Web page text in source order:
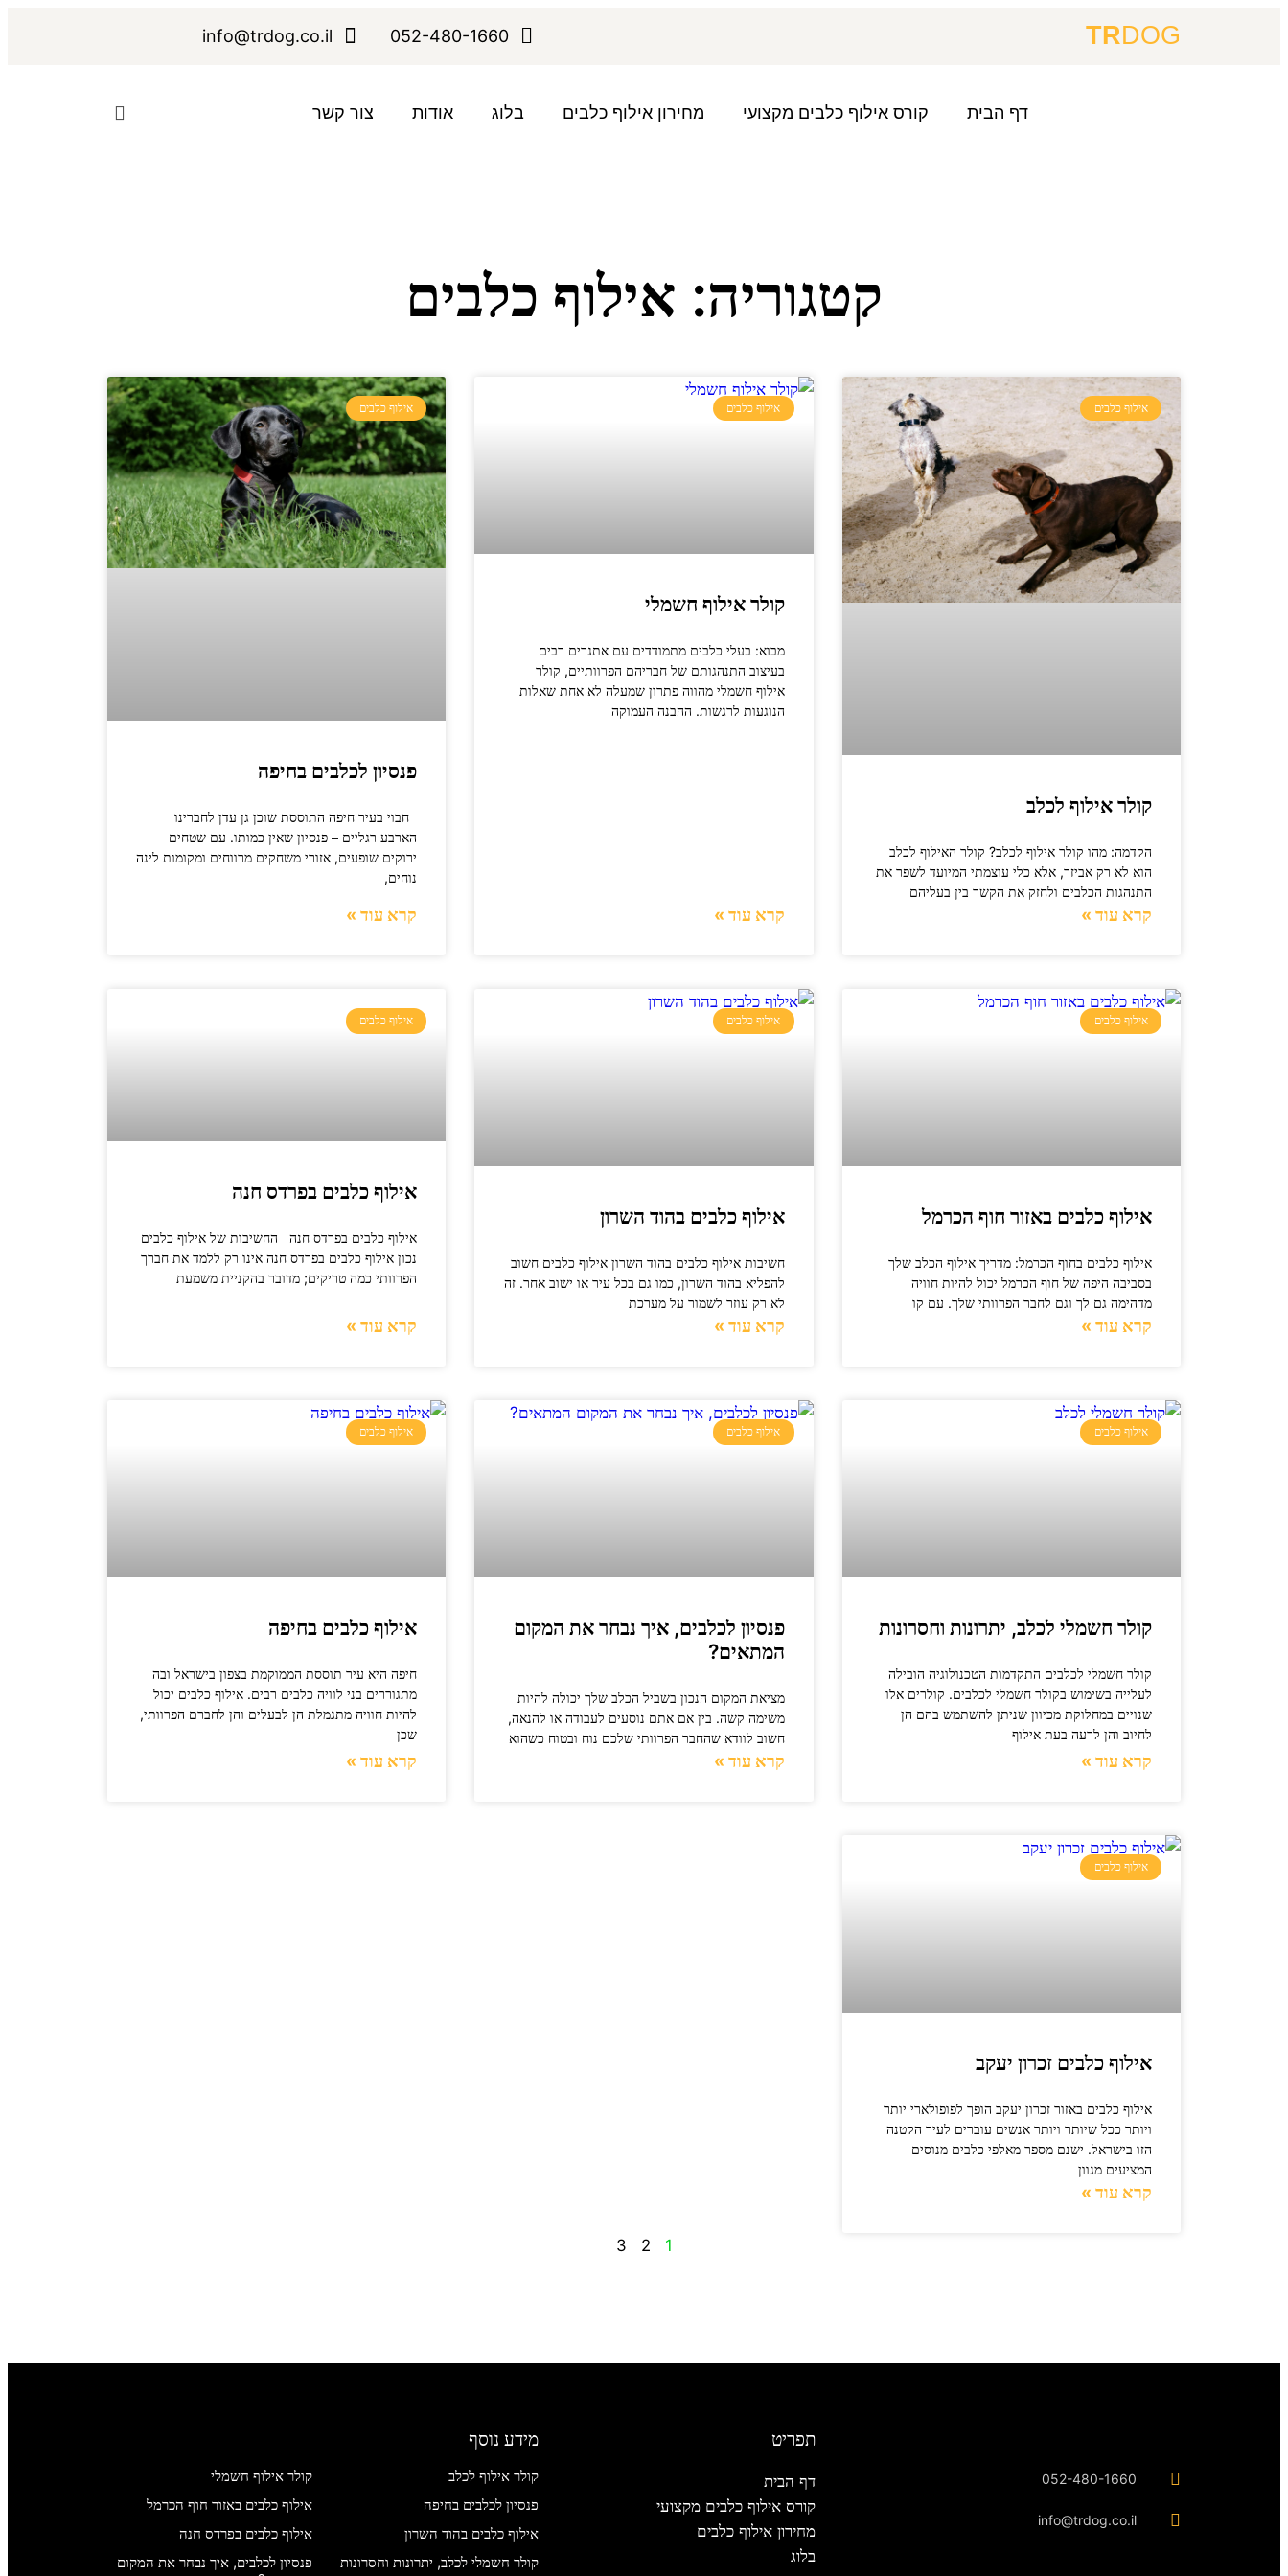
TRDOG
052-480-1660
info@trdog.co.il
דף הבית קורס אילוף כלבים מקצועי מחירון אילוף כלבים בלוג אודות צור קשר
קטגוריה: אילוף כלבים
אילוף כלבים
קולר אילוף לכלב
הקדמה: מהו קולר אילוף לכלב? קולר האילוף לכלב
הוא לא רק אביזר, אלא כלי עוצמתי המיועד לשפר את
התנהגות הכלבים ולחזק את הקשר בין בעליהם
קרא עוד »
אילוף כלבים
קולר אילוף חשמלי
מבוא: בעלי כלבים מתמודדים עם אתגרים רבים
בעיצוב התנהגותם של חבריהם הפרוותיים, קולר
אילוף חשמלי מהווה פתרון שמעלה לא אחת שאלות
הנוגעות לרגשות. ההבנה העמוקה
קרא עוד »
אילוף כלבים
פנסיון לכלבים בחיפה
חבוי בעיר חיפה התוססת שוכן גן עדן לחברינו
הארבע רגליים – פנסיון שאין כמותו. עם שטחים
ירוקים שופעים, אזורי משחקים מרווחים ומקומות לינה
נוחים,
קרא עוד »
אילוף כלבים
אילוף כלבים באזור חוף הכרמל
אילוף כלבים בחוף הכרמל: מדריך אילוף הכלב שלך
בסביבה היפה של חוף הכרמל יכול להיות חוויה
מדהימה גם לך וגם לחבר הפרוותי שלך. עם קו
קרא עוד »
אילוף כלבים
אילוף כלבים בהוד השרון
חשיבות אילוף כלבים בהוד השרון אילוף כלבים חשוב
להפליא בהוד השרון, כמו גם בכל עיר או ישוב אחר. זה
לא רק עוזר לשמור על מערכת
קרא עוד »
אילוף כלבים
אילוף כלבים בפרדס חנה
אילוף כלבים בפרדס חנה החשיבות של אילוף כלבים
נכון אילוף כלבים בפרדס חנה אינו רק ללמד את חברך
הפרוותי כמה טריקים; מדובר בהקניית משמעת
קרא עוד »
אילוף כלבים
קולר חשמלי לכלב, יתרונות וחסרונות
קולר חשמלי לכלבים התקדמות הטכנולוגיה הובילה
לעלייה בשימוש בקולר חשמלי לכלבים. קולרים אלו
שנויים במחלוקת מכיוון שניתן להשתמש בהם הן
לחיוב והן לרעה בעת אילוף
קרא עוד »
אילוף כלבים
פנסיון לכלבים, איך נבחר את המקום
המתאים?
מציאת המקום הנכון בשביל הכלב שלך יכולה להיות
משימה קשה. בין אם אתם נוסעים לעבודה או להנאה,
חשוב לוודא שהחבר הפרוותי שלכם נוח ובטוח כשהוא
קרא עוד »
אילוף כלבים
אילוף כלבים בחיפה
חיפה היא עיר תוססת הממוקמת בצפון בישראל ובה
מתגוררים בני לוויה כלבים רבים. אילוף כלבים יכול
להיות חוויה מתגמלת הן לבעלים והן לחברם הפרוותי,
שכן
קרא עוד »
אילוף כלבים
אילוף כלבים זכרון יעקב
אילוף כלבים באזור זכרון יעקב הופך לפופולארי יותר
ויותר ככל שיותר ויותר אנשים עוברים לעיר הקטנה
הזו בישראל. ישנם מספר מאלפי כלבים מנוסים
המציעים מגוון
קרא עוד »
1
2
3
052-480-1660
info@trdog.co.il
תפריט
דף הבית
קורס אילוף כלבים מקצועי
מחירון אילוף כלבים
בלוג
מידע נוסף
קולר אילוף לכלב
קולר אילוף חשמלי
פנסיון לכלבים בחיפה
אילוף כלבים באזור חוף הכרמל
אילוף כלבים בהוד השרון
אילוף כלבים בפרדס חנה
קולר חשמלי לכלב, יתרונות וחסרונות
פנסיון לכלבים, איך נבחר את המקום